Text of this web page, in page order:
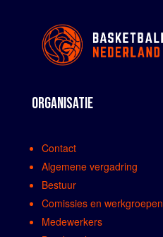
ORGANISATIE
Contact
Algemene vergadring
Bestuur
Comissies en werkgroepen
Medewerkers